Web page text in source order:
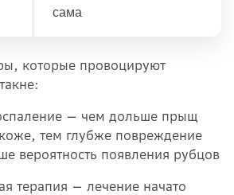
сама
которые провоцируют
— чем дольше прыщ
коже, тем глубже повреждение
вероятность появления рубцов
терапия — лечение начато